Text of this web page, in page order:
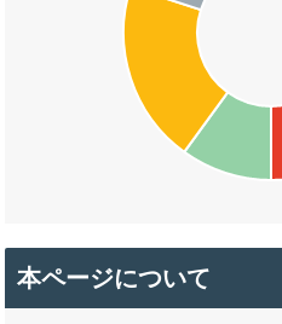
本ページについて